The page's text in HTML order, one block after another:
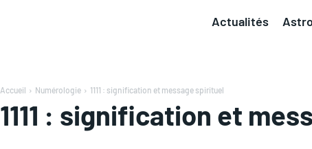
Actualités
Accueil Numérologie 1111 : signification et message spirituel
1111 : signification et